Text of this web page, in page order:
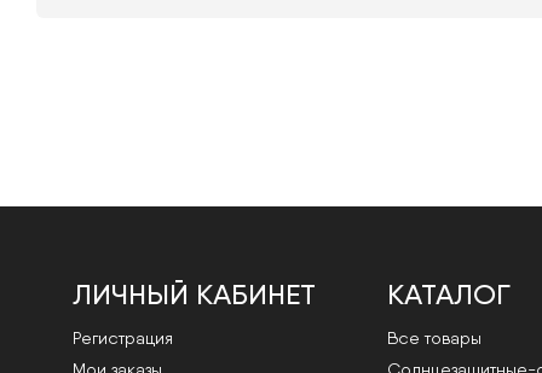
ЛИЧНЫЙ КАБИНЕТ
Регистрация
КАТАЛОГ
Все товары